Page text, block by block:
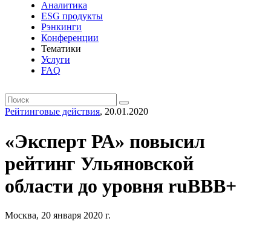
Аналитика
ESG продукты
Рэнкинги
Конференции
Тематики
Услуги
FAQ
Рейтинговые действия, 20.01.2020
«Эксперт РА» повысил
рейтинг Ульяновской
области до уровня ruВВВ+
Москва, 20 января 2020 г.